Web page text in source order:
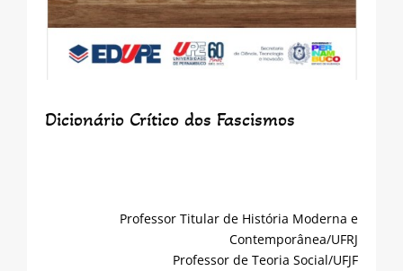
Dicionário Crítico dos Fascismos
Professor Titular de História Moderna e
Contemporânea/UFRJ
Professor de Teoria Social/UFJF